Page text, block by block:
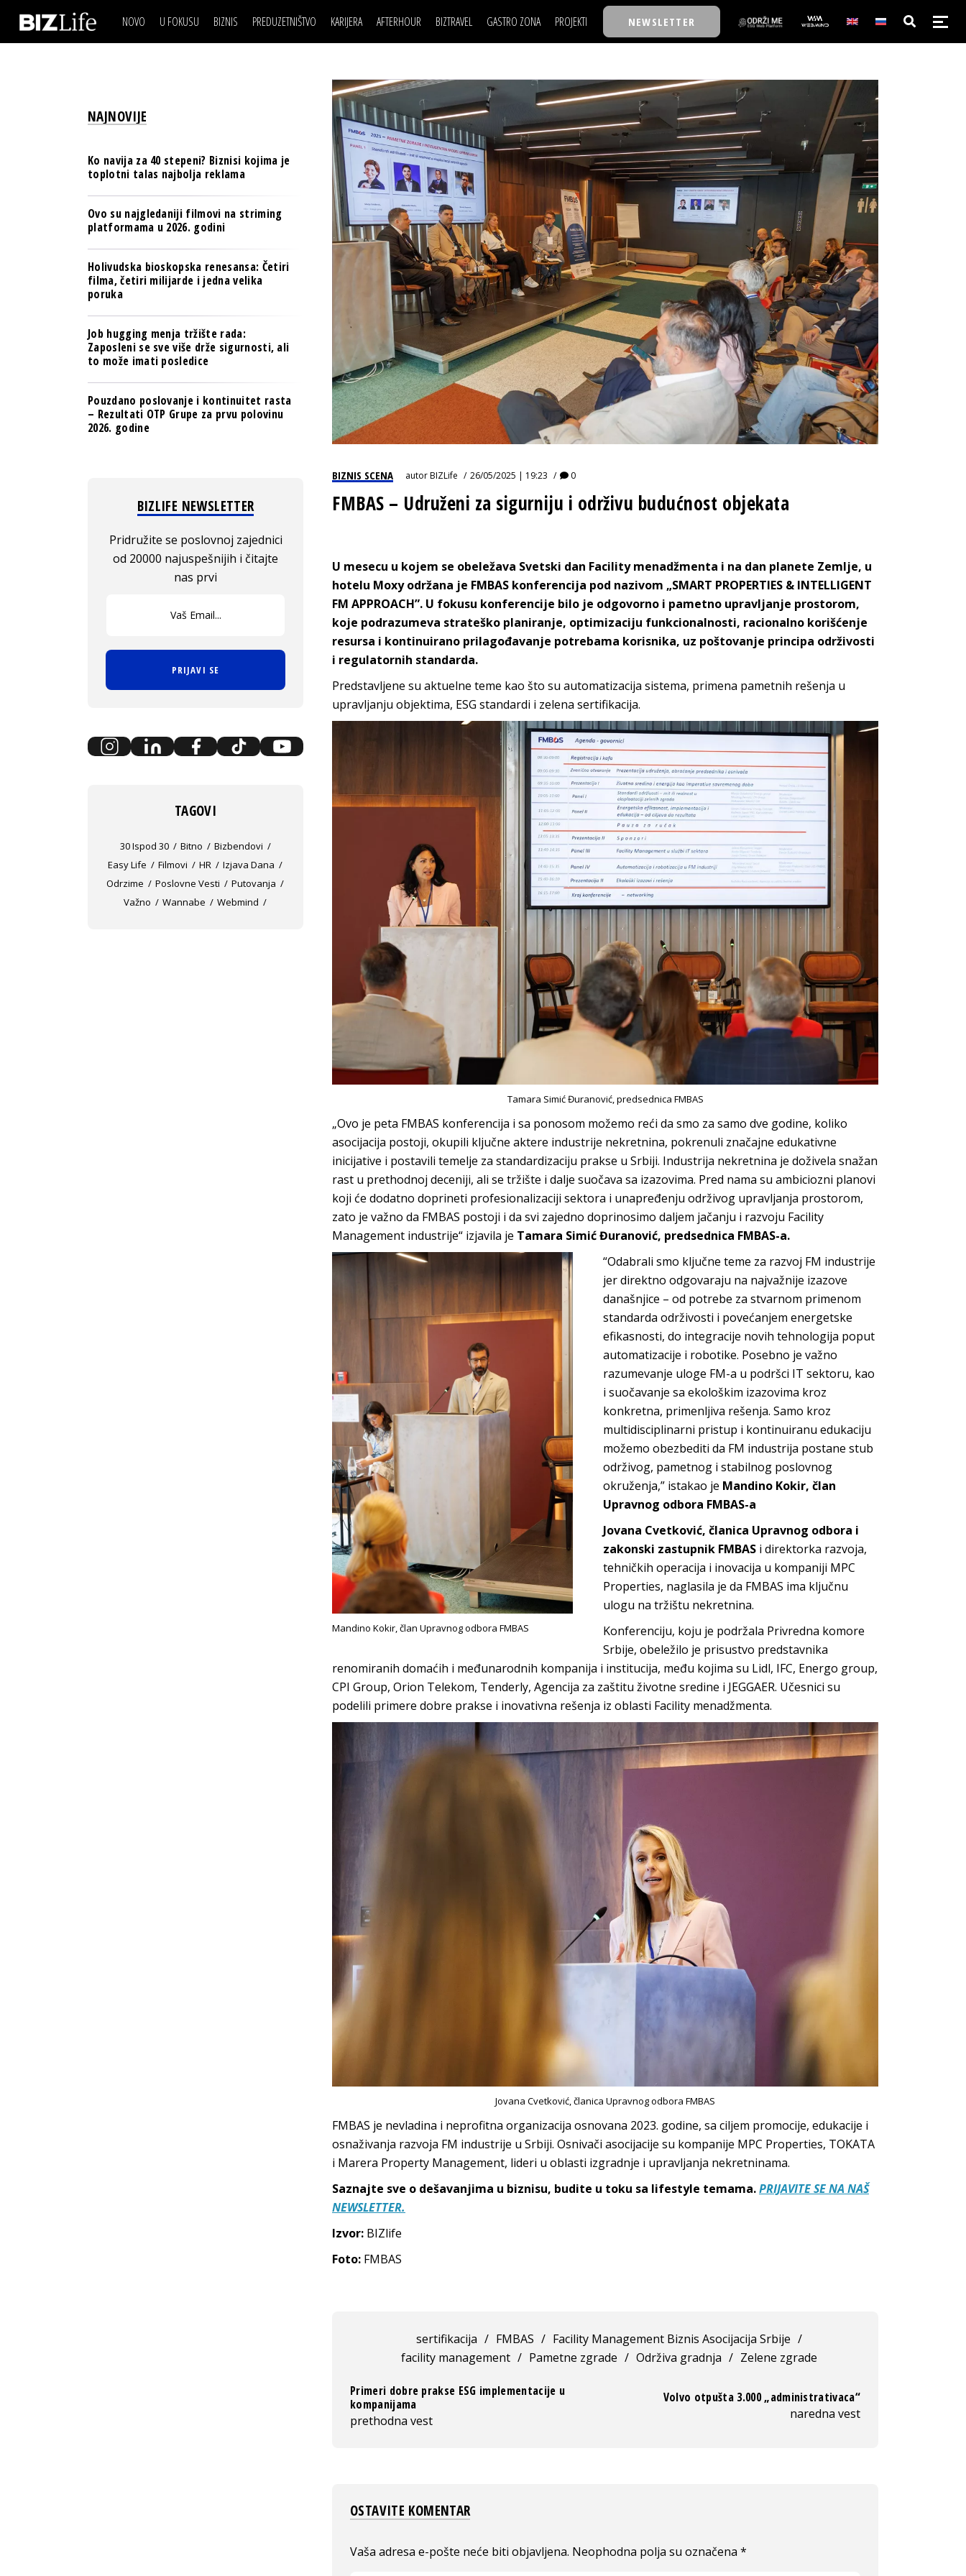
NOVO U FOKUSU BIZNIS
BANKE
OSIGURANJE
TECH I AI
BIZNIS & SPORT
PULS REGIONA
PREDUZETNIŠTVO KARIJERA
LJUDI (HR)
MOJ UGAO
USAVRŠAVANJE
KNOW-HOW
AFTERHOUR
KNJIGE
AUTO SVET
STIL
WELLBEING
BIZTRAVEL GASTRO ZONA PROJEKTI
TASTY TALKS
30 ISPOD 30
BACK TO OFFICE/SCHOOL
BIZBENDOVI
BIZKOLEGIJUM
BMW BIZNIS LIGA
BIZLIFE WEEK
IZJAVA GODINE
NEWSLETTER
IZJAVA DANABIZNIS SCENA
BREND I KOMUNIKACIJE
OSIGURANJE
TECH I AI
NOVO NA RAFU
POSAO
MOJ UGAO
USAVRŠAVANJE
KNOW-HOW
FILM I SCENA
AUTO SVET
WELLBEING
NAJKOLEGA
30 ISPOD 30
BACK TO OFFICE/SCHOOL
BIZBENDOVI
BIZKOLEGIJUM
BMW BIZNIS LIGA
BIZLIFE WEEK
IZJAVA GODINE
BIZNIS SCENA autorBIZLife 26/05/2025 | 19:23 0
FMBAS – Udruženi za sigurniju i održivu budućnost objekata
U mesecu u kojem se obeležava Svetski dan Facility menadžmenta i na dan planete Zemlje, u
hotelu Moxy održana je FMBAS konferencija pod nazivom „SMART PROPERTIES & INTELLIGENT
FM APPROACH”. U fokusu konferencije bilo je odgovorno i pametno upravljanje prostorom,
koje podrazumeva strateško planiranje, optimizaciju funkcionalnosti, racionalno korišćenje
resursa i kontinuirano prilagođavanje potrebama korisnika, uz poštovanje principa održivosti
i regulatornih standarda.
Predstavljene su aktuelne teme kao što su automatizacija sistema, primena pametnih rešenja u
upravljanju objektima, ESG standardi i zelena sertifikacija.
Tamara Simić Đuranović, predsednica FMBAS
„Ovo je peta FMBAS konferencija i sa ponosom možemo reći da smo za samo dve godine, koliko
asocijacija postoji, okupili ključne aktere industrije nekretnina, pokrenuli značajne edukativne
inicijative i postavili temelje za standardizaciju prakse u Srbiji. Industrija nekretnina je doživela snažan
rast u prethodnoj deceniji, ali se tržište i dalje suočava sa izazovima. Pred nama su ambiciozni planovi
koji će dodatno doprineti profesionalizaciji sektora i unapređenju održivog upravljanja prostorom,
zato je važno da FMBAS postoji i da svi zajedno doprinosimo daljem jačanju i razvoju Facility
Management industrije“ izjavila je Tamara Simić Đuranović, predsednica FMBAS-a.
Mandino Kokir, član Upravnog odbora FMBAS
“Odabrali smo ključne teme za razvoj FM industrije
jer direktno odgovaraju na najvažnije izazove
današnjice – od potrebe za stvarnom primenom
standarda održivosti i povećanjem energetske
efikasnosti, do integracije novih tehnologija poput
automatizacije i robotike. Posebno je važno
razumevanje uloge FM-a u podršci IT sektoru, kao
i suočavanje sa ekološkim izazovima kroz
konkretna, primenljiva rešenja. Samo kroz
multidisciplinarni pristup i kontinuiranu edukaciju
možemo obezbediti da FM industrija postane stub
održivog, pametnog i stabilnog poslovnog
okruženja,” istakao je Mandino Kokir, član
Upravnog odbora FMBAS-a
Jovana Cvetković, članica Upravnog odbora i
zakonski zastupnik FMBAS i direktorka razvoja,
tehničkih operacija i inovacija u kompaniji MPC
Properties, naglasila je da FMBAS ima ključnu
ulogu na tržištu nekretnina.
Konferenciju, koju je podržala Privredna komore
Srbije, obeležilo je prisustvo predstavnika
renomiranih domaćih i međunarodnih kompanija i institucija, među kojima su Lidl, IFC, Energo group,
CPI Group, Orion Telekom, Tenderly, Agencija za zaštitu životne sredine i JEGGAER. Učesnici su
podelili primere dobre prakse i inovativna rešenja iz oblasti Facility menadžmenta.
Jovana Cvetković, članica Upravnog odbora FMBAS
FMBAS je nevladina i neprofitna organizacija osnovana 2023. godine, sa ciljem promocije, edukacije i
osnaživanja razvoja FM industrije u Srbiji. Osnivači asocijacije su kompanije MPC Properties, TOKATA
i Marera Property Management, lideri u oblasti izgradnje i upravljanja nekretninama.
Saznajte sve o dešavanjima u biznisu, budite u toku sa lifestyle temama.PRIJAVITE SE NA NAŠ
NEWSLETTER.
Izvor: BIZlife
Foto: FMBAS
sertifikacija / FMBAS / Facility Management Biznis Asocijacija Srbije /
facility management / Pametne zgrade / Održiva gradnja / Zelene zgrade
Primeri dobre prakse ESG implementacije u
kompanijama
prethodna vest
Volvo otpušta 3.000 „administrativaca“
naredna vest
OSTAVITE KOMENTAR
Vaša adresa e-pošte neće biti objavljena. Neophodna polja su označena *
NAJNOVIJE
Ko navija za 40 stepeni? Biznisi kojima je
toplotni talas najbolja reklama
Ovo su najgledaniji filmovi na striming
platformama u 2026. godini
Holivudska bioskopska renesansa: Četiri
filma, četiri milijarde i jedna velika
poruka
Job hugging menja tržište rada:
Zaposleni se sve više drže sigurnosti, ali
to može imati posledice
Pouzdano poslovanje i kontinuitet rasta
– Rezultati OTP Grupe za prvu polovinu
2026. godine
BIZLIFE NEWSLETTER
Pridružite se poslovnoj zajednici
od 20000 najuspešnijih i čitajte
nas prvi
PRIJAVI SE
TAGOVI
30 Ispod 30 Bitno
Bizbendovi
Easy Life
Filmovi HR
Izjava Dana
Odrzime
Poslovne Vesti
Putovanja
Važno
Wannabe Webmind